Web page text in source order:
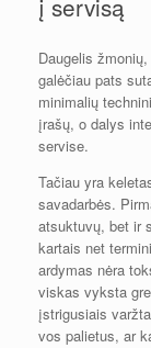
Daugelis
galėčiau pats
minimalių
įrašų, o dalys
servise.
Tačiau yra
savadarbės.
atsuktuvų, bet ir
kartais net
ardymas nėra
viskas vyksta
įstrigusiais
vos palietus, ar